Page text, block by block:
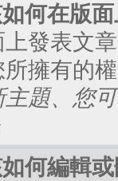
何在版
發表文
所擁有的
主題、您
何編輯